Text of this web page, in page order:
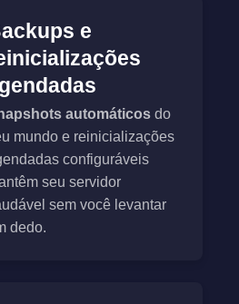
e
automáticos do
mundo e reinicializações
configuráveis
seu servidor
sem você levantar
dedo.